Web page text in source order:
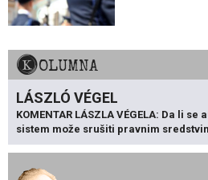
KOLUMNA
LÁSZLÓ VÉGEL
KOMENTAR LÁSZLA VÉGELA: Da li se
sistem može srušiti pravnim